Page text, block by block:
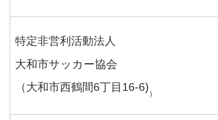
特定非営利活動法人
大和市サッカー協会
（大和市西鶴間6丁目16-6)）